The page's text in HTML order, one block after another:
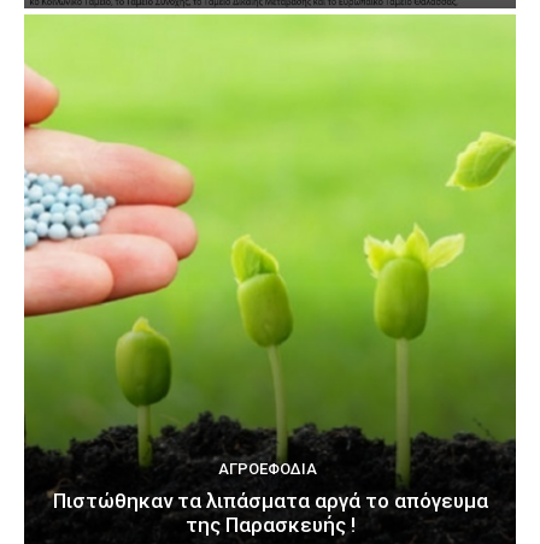
ΑΓΡΟΕΦΌΔΙΑ
Πιστώθηκαν τα λιπάσματα αργά το απόγευμα
της Παρασκευής !